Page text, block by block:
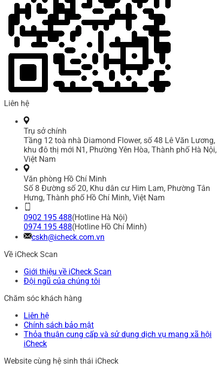
Liên hệ
Trụ sở chính
Tầng 12 toà nhà Diamond Flower, số 48 Lê Văn Lương,
khu đô thị mới N1, Phường Yên Hòa, Thành phố Hà Nội,
Việt Nam
Văn phòng Hồ Chí Minh
Số 8 Đường số 20, Khu dân cư Him Lam, Phường Tân
Hưng, Thành phố Hồ Chí Minh, Việt Nam
0902 195 488(Hotline Hà Nội)
0974 195 488(Hotline Hồ Chí Minh)
cskh@icheck.com.vn
Về iCheck Scan
Giới thiệu về iCheck Scan
Đội ngũ của chúng tôi
Chăm sóc khách hàng
Liên hệ
Chính sách bảo mật
Thỏa thuận cung cấp và sử dụng dịch vụ mạng xã hội
iCheck
Website cùng hệ sinh thái iCheck